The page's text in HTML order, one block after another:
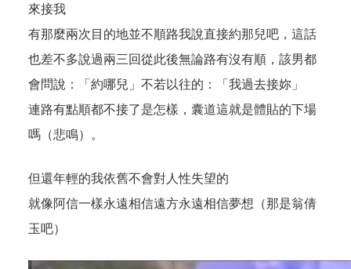
來接我
有那麼兩次目的地並不順路我說直接約那兒吧，這話
也差不多說過兩三回從此後無論路有沒有順，該男都
會問說：「約哪兒」不若以往的：「我過去接妳」
連路有點順都不接了是怎樣，囊道這就是體貼的下場
嗎（悲鳴）。
但還年輕的我依舊不會對人性失望的
就像阿信一樣永遠相信遠方永遠相信夢想（那是翁倩
玉吧）